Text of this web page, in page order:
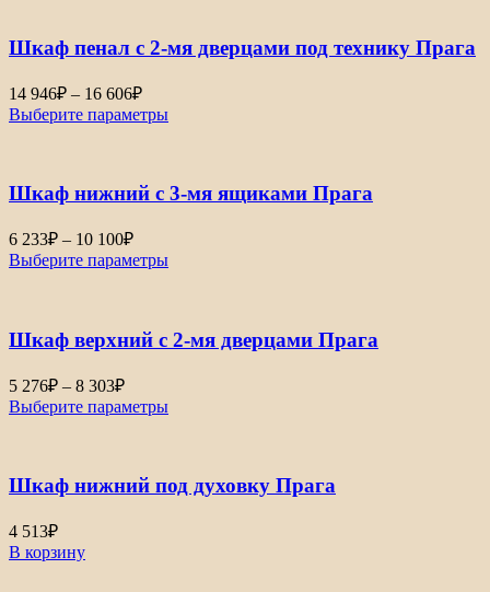
Шкаф пенал с 2-мя дверцами под технику Прага
14 946₽ – 16 606₽Диапазон
цен:
14
16
Выберите параметры
Шкаф нижний с 3-мя ящиками Прага
6 233₽ – 10 100₽Диапазон
цен:
6
10
Выберите параметры
Шкаф верхний с 2-мя дверцами Прага
5 276₽ – 8 303₽Диапазон
цен:
5
8
Выберите параметры
Шкаф нижний под духовку Прага
4 513₽
В корзину